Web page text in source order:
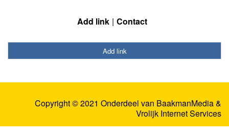
Add link Contact
Add link
Copyright © 2021 Onderdeel van BaakmanMedia&
Vrolijk Internet Services